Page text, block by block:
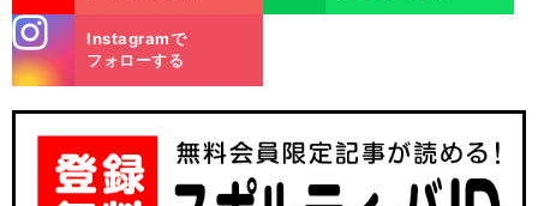
m
Instagramで
フォローする